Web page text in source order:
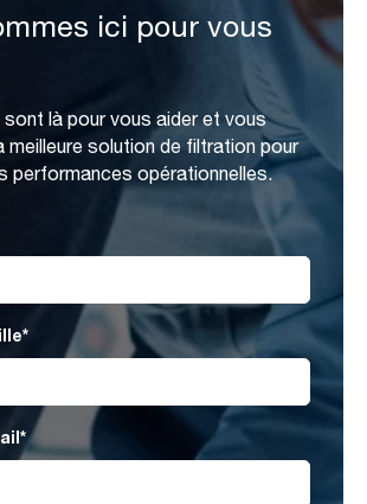
ici pour vous
là pour vous aider et vous
meilleure solution de filtration pour
performances opérationnelles.
*
*